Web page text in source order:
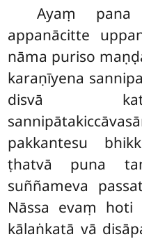
Ayaṃ
appanācitte
nāma puriso
karaṇīyena
disvā
pakkantesu
ṭhatvā puna
suññameva
Nāssa evaṃ hoti
kālaṅkatā vā